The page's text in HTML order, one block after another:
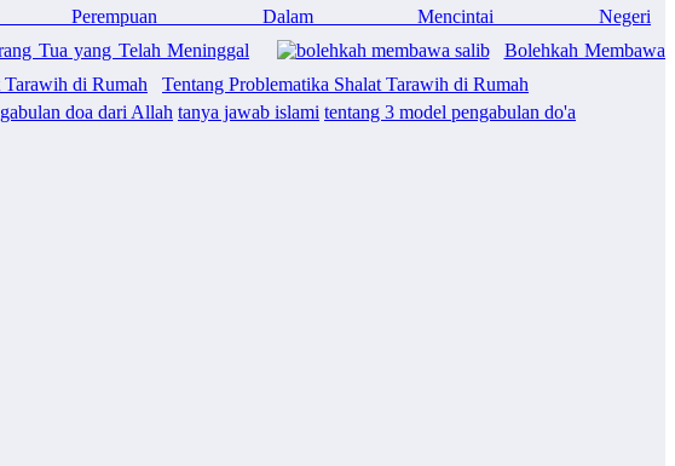
Dalam Mencintai Negeri
Tua yang Telah Meninggal
Bolehkah Membawa
Tentang Problematika Shalat Tarawih di Rumah
doa dari Allah tanya jawab islami tentang 3 model pengabulan do'a